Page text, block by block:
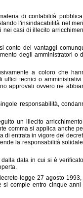
di contabilità
l'insindacabilità nel
nei casi di illecito
conto dei vantaggi
degli amministratori o
a coloro che
uffici tecnici o amministrativi
approvati ovvero ne
responsabilità,
un illecito
comma si applica anche
di entrata in vigore del
la responsabilità
data in cui si è verificato
legge 27 agosto 1993,
si compie entro cinque anni